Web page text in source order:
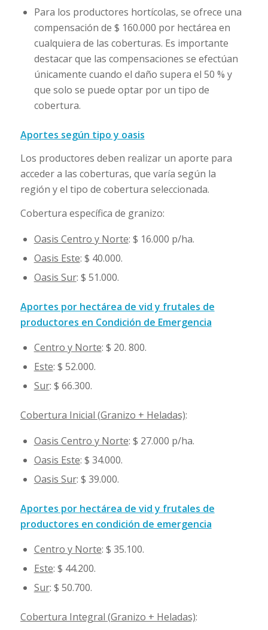
Para los productores hortícolas, se ofrece una
compensación de $ 160.000 por hectárea en
cualquiera de las coberturas. Es importante
destacar que las compensaciones se efectúan
únicamente cuando el daño supera el 50 % y
que solo se puede optar por un tipo de
cobertura.
Aportes según tipo y oasis
Los productores deben realizar un aporte para
acceder a las coberturas, que varía según la
región y el tipo de cobertura seleccionada.
Cobertura específica de granizo:
Oasis Centro y Norte: $ 16.000 p/ha.
Oasis Este: $ 40.000.
Oasis Sur: $ 51.000.
Aportes por hectárea de vid y frutales de
productores en Condición de Emergencia
Centro y Norte: $ 20. 800.
Este: $ 52.000.
Sur: $ 66.300.
Cobertura Inicial (Granizo + Heladas):
Oasis Centro y Norte: $ 27.000 p/ha.
Oasis Este: $ 34.000.
Oasis Sur: $ 39.000.
Aportes por hectárea de vid y frutales de
productores en condición de emergencia
Centro y Norte: $ 35.100.
Este: $ 44.200.
Sur: $ 50.700.
Cobertura Integral (Granizo + Heladas):